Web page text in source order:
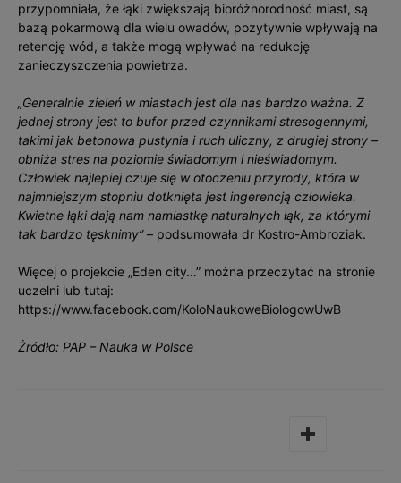
przypomniała, że łąki zwiększają bioróżnorodność miast, są
bazą pokarmową dla wielu owadów, pozytywnie wpływają na
retencję wód, a także mogą wpływać na redukcję
zanieczyszczenia powietrza.
„Generalnie zieleń w miastach jest dla nas bardzo ważna. Z
jednej strony jest to bufor przed czynnikami stresogennymi,
takimi jak betonowa pustynia i ruch uliczny, z drugiej strony –
obniża stres na poziomie świadomym i nieświadomym.
Człowiek najlepiej czuje się w otoczeniu przyrody, która w
najmniejszym stopniu dotknięta jest ingerencją człowieka.
Kwietne łąki dają nam namiastkę naturalnych łąk, za którymi
tak bardzo tęsknimy”– podsumowała dr Kostro-Ambroziak.
Więcej o projekcie „Eden city…” można przeczytać na stronie
uczelni lub tutaj:
https://www.facebook.com/KoloNaukoweBiologowUwB
Żródło: PAP – Nauka w Polsce